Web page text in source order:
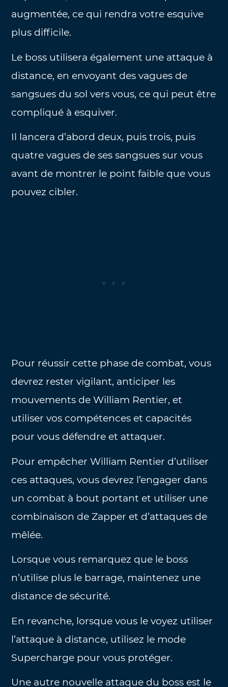
augmentée, ce qui rendra votre esquive
plus difficile.
Le boss utilisera également une attaque à
distance, en envoyant des vagues de
sangsues du sol vers vous, ce qui peut être
compliqué à esquiver.
Il lancera d’abord deux, puis trois, puis
quatre vagues de ses sangsues sur vous
avant de montrer le point faible que vous
pouvez cibler.
Pour réussir cette phase de combat, vous
devrez rester vigilant, anticiper les
mouvements de William Rentier, et
utiliser vos compétences et capacités
pour vous défendre et attaquer.
Pour empêcher William Rentier d’utiliser
ces attaques, vous devrez l’engager dans
un combat à bout portant et utiliser une
combinaison de Zapper et d’attaques de
mêlée.
Lorsque vous remarquez que le boss
n’utilise plus le barrage, maintenez une
distance de sécurité.
En revanche, lorsque vous le voyez utiliser
l’attaque à distance, utilisez le mode
Supercharge pour vous protéger.
Une autre nouvelle attaque du boss est le